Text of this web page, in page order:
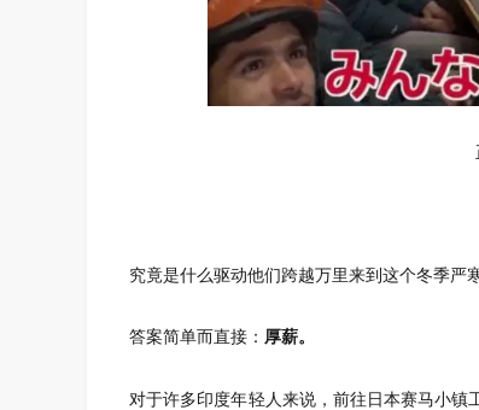
究竟是什么驱动他们跨越万里来到这个冬季严
答案简单而直接： 厚薪。
对于许多印度年轻人来说，前往日本赛马小镇